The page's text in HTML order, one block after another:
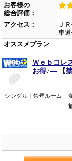
お客様の
総合評価：
アクセス：
Ｊ
車
オススメプラン
Ｗｅｂコ
お得♪― 【
シングル 禁煙ルーム